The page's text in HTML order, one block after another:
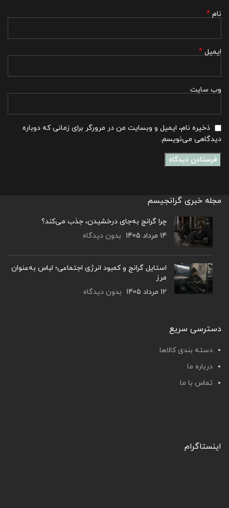
نام *
ایمیل *
وب‌ سایت
ذخیره نام، ایمیل و وبسایت من در مرورگر برای زمانی که دوباره
دیدگاهی می‌نویسم.
مجله خبری گرانجیسم
چرا گرانج به‌جای درخشیدن، جذب می‌کند؟
14 مرداد 1405
بدون دیدگاه
استایل گرانج و کمبود انرژی اجتماعی؛ لباس به‌عنوان
مرز
12 مرداد 1405
بدون دیدگاه
دسترسی سریع
دسته بندی کالاها
درباره ما
تماس با ما
اینستاگرام